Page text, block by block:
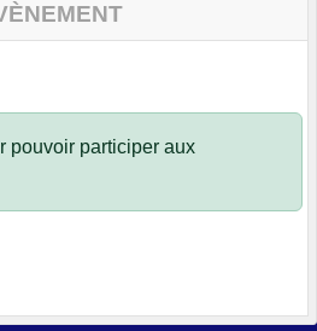
pouvoir participer aux